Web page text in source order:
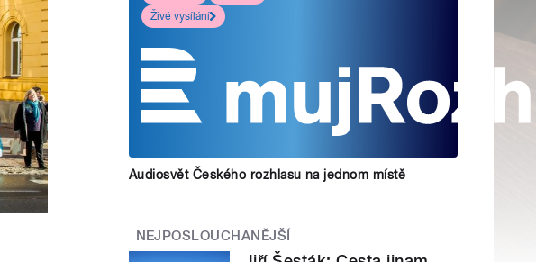
Živé vysílání
Audiosvět Českého rozhlasu na jednom místě
NEJPOSLOUCHANĚJŠÍ